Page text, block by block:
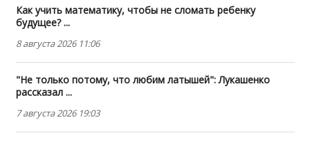
Как учить математику, чтобы не сломать ребенку
будущее? ...
8 августа 2026 11:06
"Не только потому, что любим латышей": Лукашенко
рассказал ...
7 августа 2026 19:03